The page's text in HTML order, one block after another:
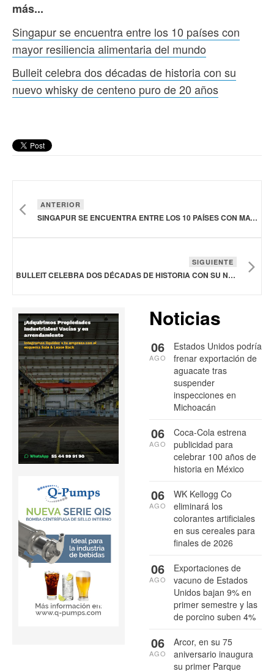
más...
Singapur se encuentra entre los 10 países con
mayor resiliencia alimentaria del mundo
Bulleit celebra dos décadas de historia con su
nuevo whisky de centeno puro de 20 años
ANTERIOR
SINGAPUR SE ENCUENTRA ENTRE LOS 10 PAÍSES CON MAYOR RESILIENCIA ALIMENTARIA DEL MUNDO
SIGUIENTE
BULLEIT CELEBRA DOS DÉCADAS DE HISTORIA CON SU NUEVO WHISKY DE CENTENO PURO DE 20 AÑOS
Noticias
Estados Unidos podría
frenar exportación de
aguacate tras
suspender
inspecciones en
Michoacán
06
AGO
Coca-Cola estrena
publicidad para
celebrar 100 años de
historia en México
06
AGO
WK Kellogg Co
eliminará los
colorantes artificiales
en sus cereales para
finales de 2026
06
AGO
Exportaciones de
vacuno de Estados
Unidos bajan 9% en
primer semestre y las
de porcino suben 4%
06
AGO
Arcor, en su 75
aniversario inaugura
su primer Parque
06
AGO